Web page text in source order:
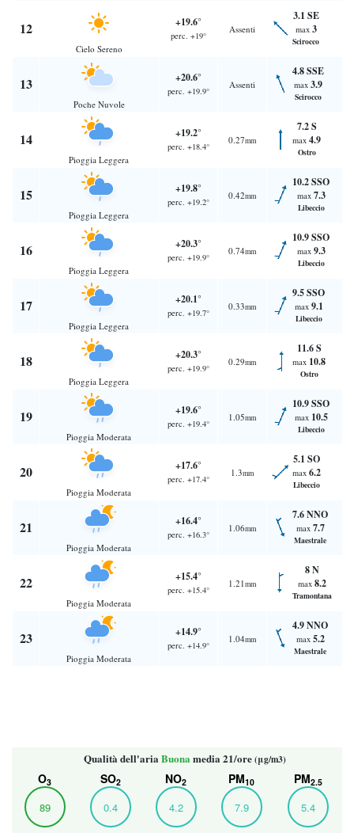
12
Cielo Sereno
+19.6°
perc. +19°
Assenti
3.1 SE
max 3
Scirocco
13
Poche Nuvole
+20.6°
perc. +19.9°
Assenti
4.8 SSE
max 3.9
Scirocco
14
Pioggia Leggera
+19.2°
perc. +18.4°
0.27mm
7.2 S
max 4.9
Ostro
15
Pioggia Leggera
+19.8°
perc. +19.2°
0.42mm
10.2 SSO
max 7.3
Libeccio
16
Pioggia Leggera
+20.3°
perc. +19.9°
0.74mm
10.9 SSO
max 9.3
Libeccio
17
Pioggia Leggera
+20.1°
perc. +19.7°
0.33mm
9.5 SSO
max 9.1
Libeccio
18
Pioggia Leggera
+20.3°
perc. +19.9°
0.29mm
11.6 S
max 10.8
Ostro
19
Pioggia Moderata
+19.6°
perc. +19.4°
1.05mm
10.9 SSO
max 10.5
Libeccio
20
Pioggia Moderata
+17.6°
perc. +17.4°
1.3mm
5.1 SO
max 6.2
Libeccio
21
Pioggia Moderata
+16.4°
perc. +16.3°
1.06mm
7.6 NNO
max 7.7
Maestrale
22
Pioggia Moderata
+15.4°
perc. +15.4°
1.21mm
8 N
max 8.2
Tramontana
23
Pioggia Moderata
+14.9°
perc. +14.9°
1.04mm
4.9 NNO
max 5.2
Maestrale
Qualità dell'aria Buona media 21/ore(μg/m3)
O3
89
SO2
0.4
NO2
4.2
PM10
7.9
PM2.5
5.4